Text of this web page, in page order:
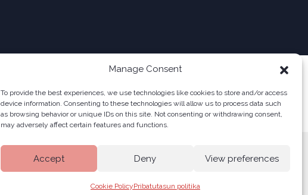
Manage Consent
To provide the best experiences, we use technologies like cookies to store and/or access
device information. Consenting to these technologies will allow us to process data such
as browsing behavior or unique IDs on this site. Not consenting or withdrawing consent,
may adversely affect certain features and functions.
Accept Deny View preferences
Cookie PolicyPribatutasun politika